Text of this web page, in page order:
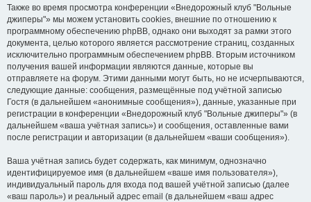
Также во время просмотра конференции «Внедорожный клуб "Вольные
джиперы"» мы можем установить cookies, внешние по отношению к
программному обеспечению phpBB, однако они выходят за рамки этого
документа, целью которого является рассмотрение страниц, созданных
исключительно программным обеспечением phpBB. Вторым источником
получения вашей информации являются данные, которые вы
отправляете на форум. Этими данными могут быть, но не исчерпываются,
следующие данные: сообщения, размещённые под учётной записью
Гостя (в дальнейшем «анонимные сообщения»), данные, указанные при
регистрации в конференции «Внедорожный клуб "Вольные джиперы"» (в
дальнейшем «ваша учётная запись») и сообщения, оставленные вами
после регистрации и авторизации (в дальнейшем «ваши сообщения»).
Ваша учётная запись будет содержать, как минимум, однозначно
идентифицируемое имя (в дальнейшем «ваше имя пользователя»),
индивидуальный пароль для входа под вашей учётной записью (далее
«ваш пароль») и реальный адрес email (в дальнейшем «ваш адрес